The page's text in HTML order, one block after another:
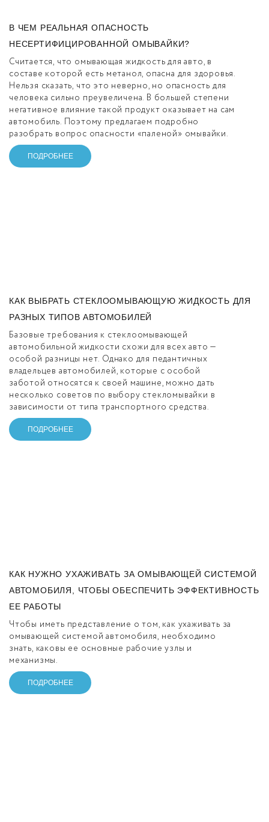
В ЧЕМ РЕАЛЬНАЯ ОПАСНОСТЬ
НЕСЕРТИФИЦИРОВАННОЙ ОМЫВАЙКИ?
Считается, что омывающая жидкость для авто, в
составе которой есть метанол, опасна для здоровья.
Нельзя сказать, что это неверно, но опасность для
человека сильно преувеличена. В большей степени
негативное влияние такой продукт оказывает на сам
автомобиль. Поэтому предлагаем подробно
разобрать вопрос опасности «паленой» омывайки.
ПОДРОБНЕЕ
КАК ВЫБРАТЬ СТЕКЛООМЫВАЮЩУЮ ЖИДКОСТЬ ДЛЯ
РАЗНЫХ ТИПОВ АВТОМОБИЛЕЙ
Базовые требования к стеклоомывающей
автомобильной жидкости схожи для всех авто —
особой разницы нет. Однако для педантичных
владельцев автомобилей, которые с особой
заботой относятся к своей машине, можно дать
несколько советов по выбору стекломывайки в
зависимости от типа транспортного средства.
ПОДРОБНЕЕ
КАК НУЖНО УХАЖИВАТЬ ЗА ОМЫВАЮЩЕЙ СИСТЕМОЙ
АВТОМОБИЛЯ, ЧТОБЫ ОБЕСПЕЧИТЬ ЭФФЕКТИВНОСТЬ
ЕЕ РАБОТЫ
Чтобы иметь представление о том, как ухаживать за
омывающей системой автомобиля, необходимо
знать, каковы ее основные рабочие узлы и
механизмы.
ПОДРОБНЕЕ